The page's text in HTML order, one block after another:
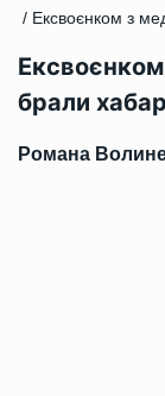
брали
Романа